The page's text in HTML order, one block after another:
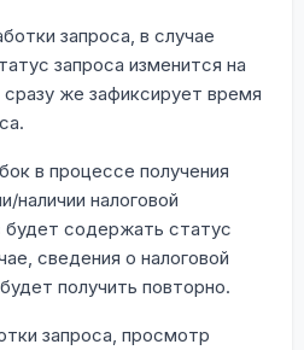
запроса, в случае
запроса изменится на
же зафиксирует время
в процессе получения
наличии налоговой
будет содержать статус
сведения о налоговой
получить повторно.
запроса, просмотр